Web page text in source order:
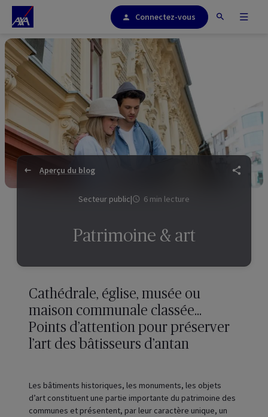
Connectez-vous
Aperçu du blog
Secteur public| 6 min lecture
Patrimoine & art
Cathédrale, église, musée ou
maison communale classée…
Points d’attention pour préserver
l’art des bâtisseurs d’antan
Les bâtiments historiques, les monuments, les objets
d’art constituent une partie importante du patrimoine des
communes et présentent, par leur caractère unique, un